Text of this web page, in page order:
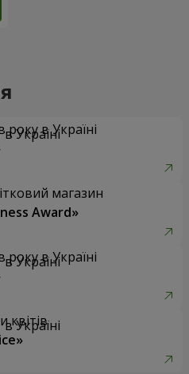
року в Україні
магазин
Award»
року в Україні
квітів